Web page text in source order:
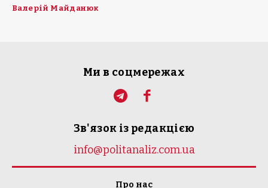
Валерій Майданюк
Ми в соцмережах
Зв'язок із редакцією
info@politanaliz.com.ua
Про нас